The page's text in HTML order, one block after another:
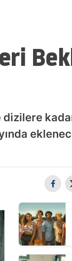
dizilere